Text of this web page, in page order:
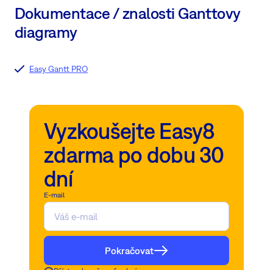
Dokumentace / znalosti Ganttovy
diagramy
Easy Gantt PRO
Vyzkoušejte Easy8
zdarma po dobu 30
dní
E-mail
Pokračovat